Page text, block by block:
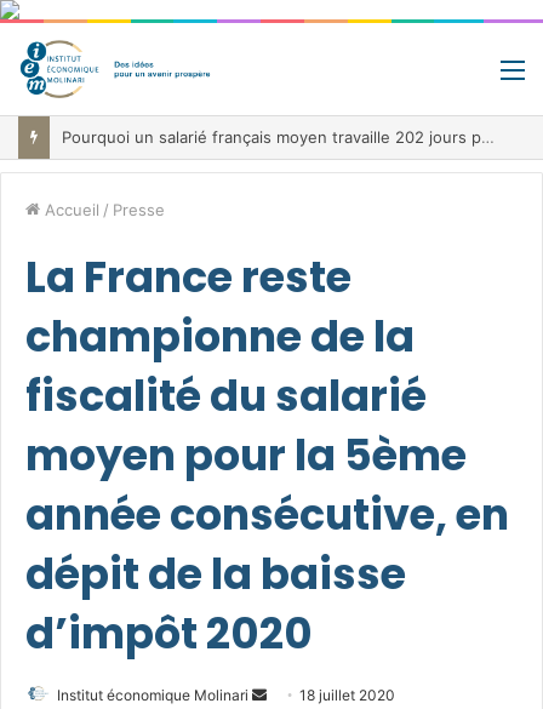
Pourquoi un salarié français moyen travaille 202 jours par an pour financer impôts et cotisations, un record dans toute l’Union européenne
Accueil / Presse
La France reste
championne de la
fiscalité du salarié
moyen pour la 5ème
année consécutive, en
dépit de la baisse
d’impôt 2020
Institut économique Molinari
Envoyer18 juillet 2020